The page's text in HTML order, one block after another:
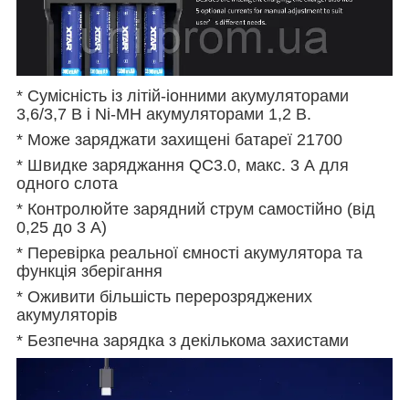
* Сумісність із літій-іонними акумуляторами
3,6/3,7 В і Ni-MH акумуляторами 1,2 В.
* Може заряджати захищені батареї 21700
* Швидке заряджання QC3.0, макс. 3 А для
одного слота
* Контролюйте зарядний струм самостійно (від
0,25 до 3 А)
* Перевірка реальної ємності акумулятора та
функція зберігання
* Оживити більшість перерозряджених
акумуляторів
* Безпечна зарядка з декількома захистами